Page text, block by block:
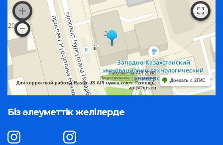
Работает на API 2ГИС
Лицензионное соглашение
Для корректной работы Raster JS API нужен ключ. Помощь:
api@2gis.ru
Доехать с 2ГИС
Біз әлеуметтік желілерде